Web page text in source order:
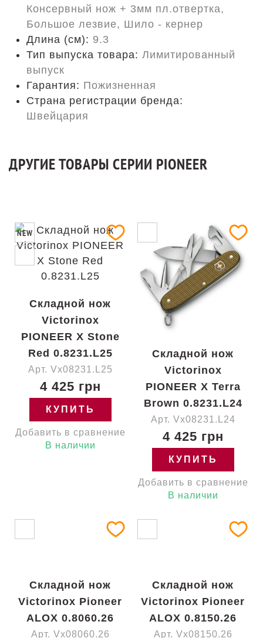
Консервный нож + 3мм пл.отвертка,
Большое лезвие, Шило - кернер
Длина (cм): 9.3
Тип выпуска товара: Лимитированный
выпуск
Гарантия: Пожизненная
Страна регистрации бренда:
Швейцария
ДРУГИЕ ТОВАРЫ СЕРИИ PIONEER
NEW
Складной нож
Victorinox
PIONEER X Stone
Red 0.8231.L25
Арт. Vx08231.L25
4 425 грн
КУПИТЬ
Добавить в сравнение
В наличии
Складной нож
Victorinox
PIONEER X Terra
Brown 0.8231.L24
Арт. Vx08231.L24
4 425 грн
КУПИТЬ
Добавить в сравнение
В наличии
Складной нож
Victorinox Pioneer
ALOX 0.8060.26
Арт. Vx08060.26
Складной нож
Victorinox Pioneer
ALOX 0.8150.26
Арт. Vx08150.26